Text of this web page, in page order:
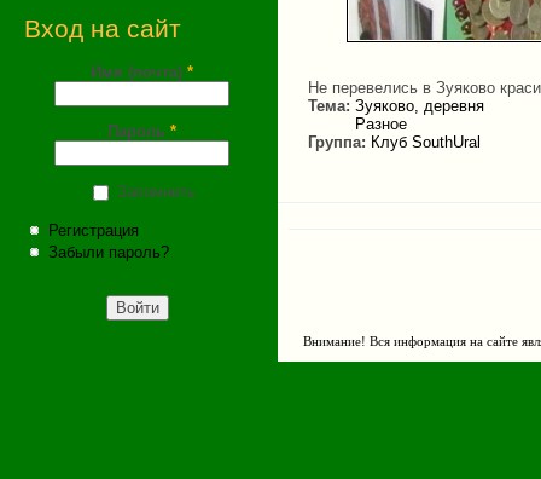
Вход на сайт
Имя (почта) *
Пароль *
Запомнить
Регистрация
Забыли пароль?
Не перевелись в Зуяково
Тема: Зуяково, деревня
Разное
Группа: Клуб SouthUral
Внимание! Вся информация на сайте